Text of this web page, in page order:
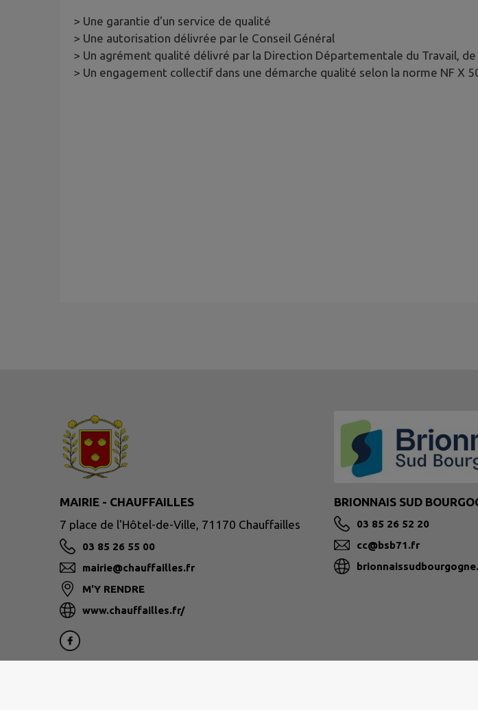
> Une garantie d'un service de qualité
> Une autorisation délivrée par le Conseil Général
> Un agrément qualité délivré par la Direction Départementale du Travail,
> Un engagement collectif dans une démarche qualité selon la norme NF X
MAIRIE - CHAUFFAILLES
7 place de l'Hôtel-de-Ville, 71170 Chauffailles
03 85 26 55 00
mairie@chauffailles.fr
M'Y RENDRE
www.chauffailles.fr/
BRIONNAIS SUD
03 85 26 52 20
cc@bsb71.fr